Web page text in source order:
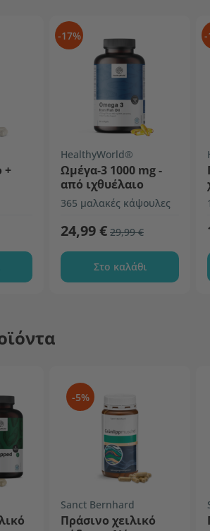
+
-17%
HealthyWorld®
Ωμέγα-3 1000 mg -
από ιχθυέλαιο
365 μαλακές κάψουλες
24,99 € 29,99 €
Στο καλάθι
-
-5%
Sanct Bernhard
Πράσινο χειλικό